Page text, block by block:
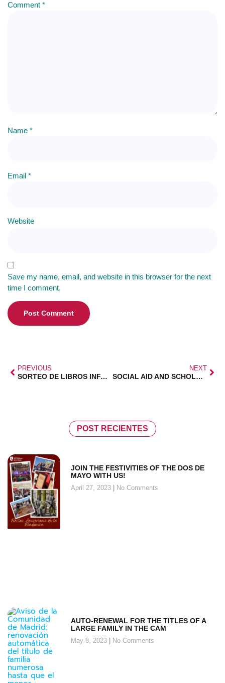
Comment *
Name *
Email *
Website
Save my name, email, and website in this browser for the next
time I comment.
PREVIOUS
SORTEO DE LIBROS INFANTILES-JUVENILES
NEXT
SOCIAL AID AND SCHOLARSHIPS
POST RECIENTES
JOIN THE FESTIVITIES OF THE DOS DE
MAYO WITH US!
April 27, 2023 No Comments
AUTO-RENEWAL FOR THE TITLES OF A
LARGE FAMILY IN THE CAM
May 8, 2023 No Comments